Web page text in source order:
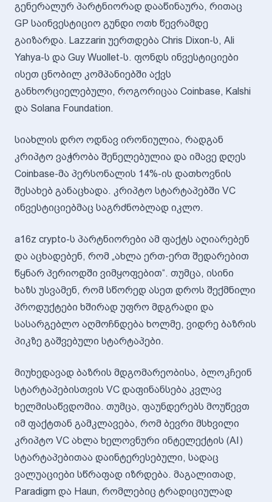
გენერალურ პარტნიორად დააწინაურა, რითაც
GP საინვესტიციო გუნდი ოთხ წევრამდე
გაიზარდა. Lazzarin უერთდება Chris Dixon-ს, Ali
Yahya-ს და Guy Wuollet-ს. ფონდს ინვესტიციები
ისეთ ცნობილ კომპანიებში აქვს
განხორციელებული, როგორიცაა Coinbase, Kalshi
და Solana Foundation.
სიახლის დრო ოდნავ ირონიულია, რადგან
კრიპტო ვაჭრობა შენელებულია და იმავე დღეს
Coinbase-მა პერსონალის 14%-ის დათხოვნის
შესახებ განაცხადა. კრიპტო სტარტაპებში VC
ინვესტიციებმაც საგრძნობლად იკლო.
a16z crypto-ს პარტნიორები ამ ფაქტს აღიარებენ
და აცხადებენ, რომ „ახლა ერთ-ერთ შედარებით
წყნარ პერიოდში ვიმყოფებით“. თუმცა, ისინი
ხაზს უსვამენ, რომ სწორედ ასეთ დროს შექმნილი
პროდუქტები ხშირად უფრო მდგრადი და
სასარგებლო აღმოჩნდება ხოლმე, ვიდრე ბაზრის
პიკზე გაშვებული სტარტაპები.
მიუხედავად ბაზრის მდგომარეობისა, ბლოკჩეინ
სტარტაპებისთვის VC დაფინანსება კვლავ
ხელმისაწვდომია. თუმცა, ფაუნდერებს მოუწევთ
იმ ფაქტთან გამკლავება, რომ ბევრი მსხვილი
კრიპტო VC ახლა ხელოვნური ინტელექტის (AI)
სტარტაპებითაა დაინტერესებული, სადაც
ვალუაციები სწრაფად იზრდება. მაგალითად,
Paradigm და Haun, რომლებიც ტრადიციულად